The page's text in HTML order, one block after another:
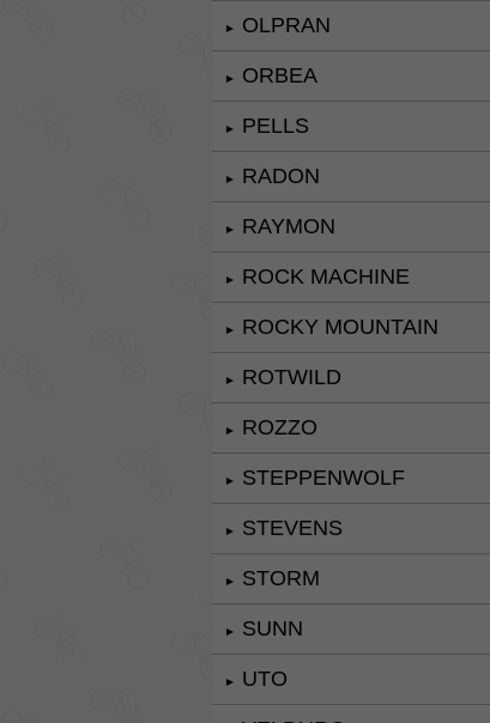
► OLPRAN
► ORBEA
► PELLS
► RADON
► RAYMON
► ROCK MACHINE
► ROCKY MOUNTAIN
► ROTWILD
► ROZZO
► STEPPENWOLF
► STEVENS
► STORM
► SUNN
► UTO